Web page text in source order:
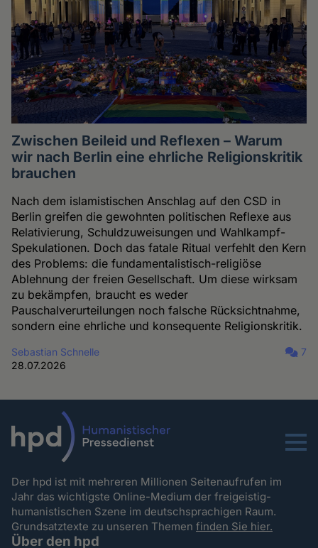
Zwischen Beileid und Reflexen – Warum
wir nach Berlin eine ehrliche Religionskritik
brauchen
Nach dem islamistischen Anschlag auf den CSD in
Berlin greifen die gewohnten politischen Reflexe aus
Relativierung, Schuldzuweisungen und Wahlkampf-
Spekulationen. Doch das fatale Ritual verfehlt den Kern
des Problems: die fundamentalistisch-religiöse
Ablehnung der freien Gesellschaft. Um diese wirksam
zu bekämpfen, braucht es weder
Pauschalverurteilungen noch falsche Rücksichtnahme,
sondern eine ehrliche und konsequente Religionskritik.
Sebastian Schnelle
28.07.2026
7
Menu
Der hpd ist mit mehreren Millionen Seitenaufrufen im
Jahr das wichtigste Online-Medium der freigeistig-
humanistischen Szene im deutschsprachigen Raum.
Grundsatztexte zu unseren Themenfinden Sie hier.
Über den hpd